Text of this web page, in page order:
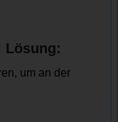
Lösung:
um an der